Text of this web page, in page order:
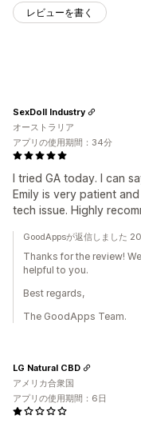
レビューを書く
I tried GA today. I can
Emily is very patient
tech issue. Highly
SexDoll Industry
オーストラリア
アプリの使用期間：34分
GoodAppsが返信しました
Thanks for the review!
helpful to you.
Best regards,
The GoodApps Team.
LG Natural CBD
アメリカ合衆国
アプリの使用期間：6日